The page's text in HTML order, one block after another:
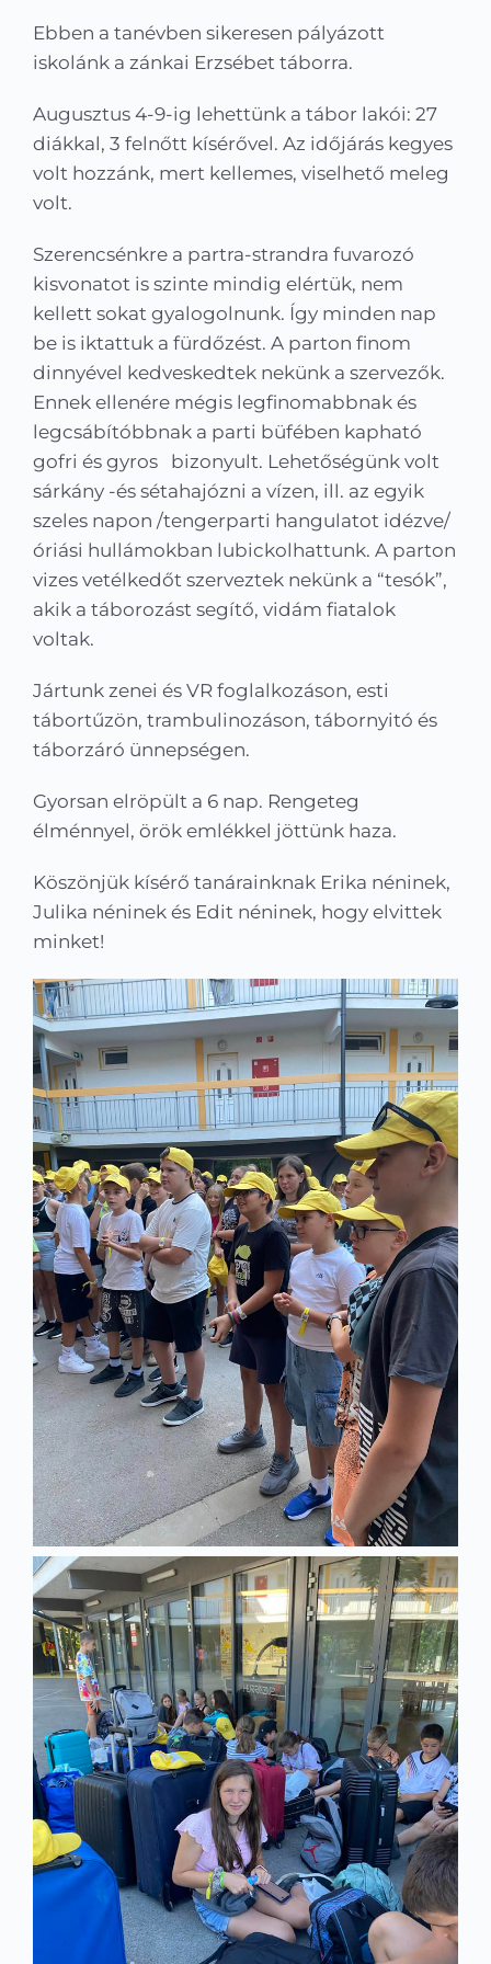
KRÉTA
Ebben a tanévben sikeresen pályázott
iskolánk a zánkai Erzsébet táborra.
Augusztus 4-9-ig lehettünk a tábor lakói: 27
diákkal, 3 felnőtt kísérővel. Az időjárás kegyes
volt hozzánk, mert kellemes, viselhető meleg
volt.
Szerencsénkre a partra-strandra fuvarozó
kisvonatot is szinte mindig elértük, nem
kellett sokat gyalogolnunk. Így minden nap
be is iktattuk a fürdőzést. A parton finom
dinnyével kedveskedtek nekünk a szervezők.
Ennek ellenére mégis legfinomabbnak és
legcsábítóbbnak a parti büfében kapható
gofri és gyros bizonyult. Lehetőségünk volt
sárkány -és sétahajózni a vízen, ill. az egyik
szeles napon /tengerparti hangulatot idézve/
óriási hullámokban lubickolhattunk. A parton
vizes vetélkedőt szerveztek nekünk a “tesók”,
akik a táborozást segítő, vidám fiatalok
voltak.
Jártunk zenei és VR foglalkozáson, esti
tábortűzön, trambulinozáson, tábornyitó és
táborzáró ünnepségen.
Gyorsan elröpült a 6 nap. Rengeteg
élménnyel, örök emlékkel jöttünk haza.
Köszönjük kísérő tanárainknak Erika néninek,
Julika néninek és Edit néninek, hogy elvittek
minket!